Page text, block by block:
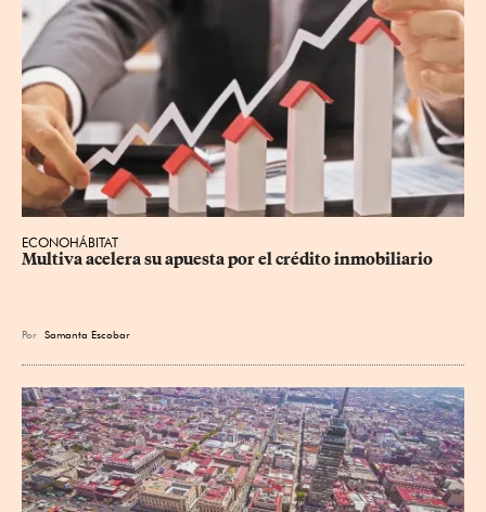
ECONOHÁBITAT
Multiva acelera su apuesta por el crédito inmobiliario
Por Samanta Escobar